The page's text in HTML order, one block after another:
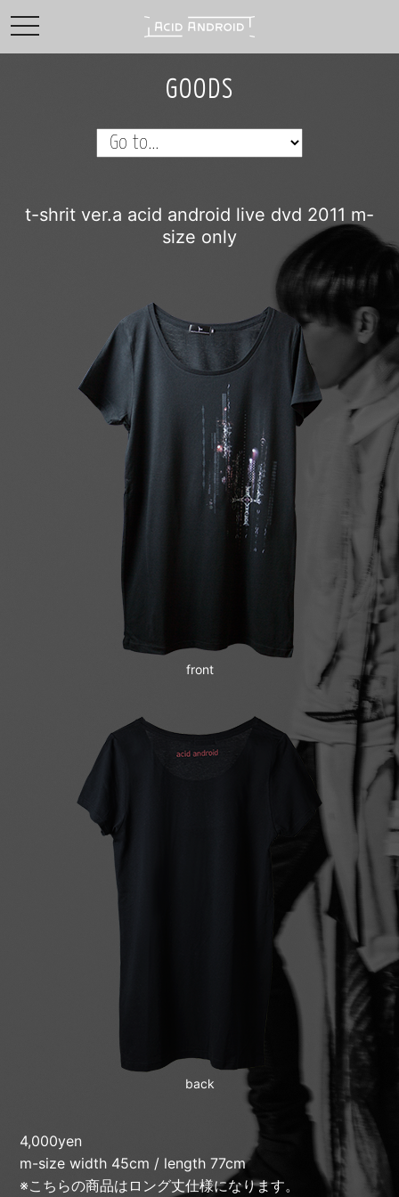
toggle navigation
GOODS
t-shrit ver.a acid android live dvd 2011 m-
size only
front
back
4,000yen
m-size width 45cm / length 77cm
※こちらの商品はロング丈仕様になります。